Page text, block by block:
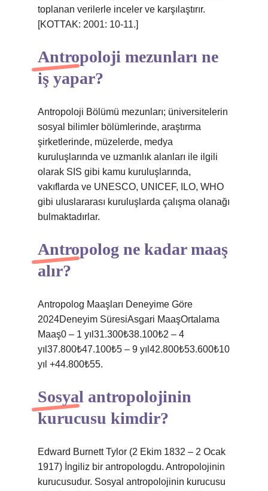
toplanan verilerle inceler ve karşılaştırır.
[KOTTAK: 2001: 10-11.]
Antropoloji mezunları ne
iş yapar?
Antropoloji Bölümü mezunları; üniversitelerin
sosyal bilimler bölümlerinde, araştırma
şirketlerinde, müzelerde, medya
kuruluşlarında ve uzmanlık alanları ile ilgili
olarak SIS gibi kamu kuruluşlarında,
vakıflarda ve UNESCO, UNICEF, ILO, WHO
gibi uluslararası kuruluşlarda çalışma olanağı
bulmaktadırlar.
Antropolog ne kadar maaş
alır?
Antropolog Maaşları Deneyime Göre
2024Deneyim SüresiAsgari MaaşOrtalama
Maaş0 – 1 yıl31.300₺38.100₺2 – 4
yıl37.800₺47.100₺5 – 9 yıl42.800₺53.600₺10
yıl +44.800₺55.
Sosyal antropolojinin
kurucusu kimdir?
Edward Burnett Tylor (2 Ekim 1832 – 2 Ocak
1917) İngiliz bir antropologdu. Antropolojinin
kurucusudur. Sosyal antropolojinin kurucusu